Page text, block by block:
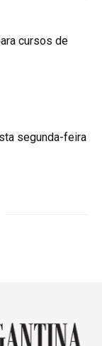
cursos de
segunda-feira